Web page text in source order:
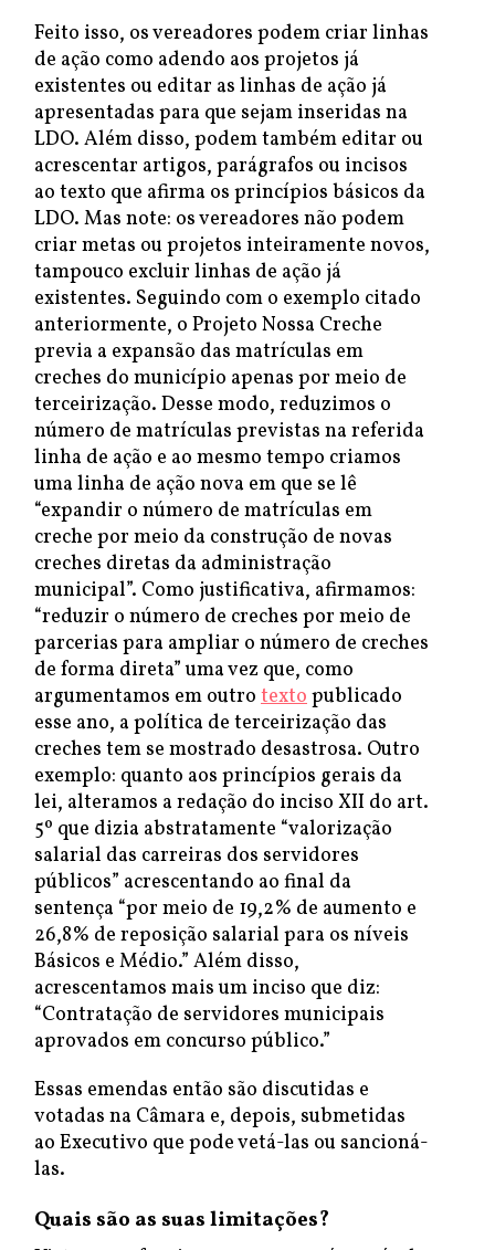
Feito isso, os vereadores podem criar linhas
de ação como adendo aos projetos já
existentes ou editar as linhas de ação já
apresentadas para que sejam inseridas na
LDO. Além disso, podem também editar ou
acrescentar artigos, parágrafos ou incisos
ao texto que afirma os princípios básicos da
LDO. Mas note: os vereadores não podem
criar metas ou projetos inteiramente novos,
tampouco excluir linhas de ação já
existentes. Seguindo com o exemplo citado
anteriormente, o Projeto Nossa Creche
previa a expansão das matrículas em
creches do município apenas por meio de
terceirização. Desse modo, reduzimos o
número de matrículas previstas na referida
linha de ação e ao mesmo tempo criamos
uma linha de ação nova em que se lê
“expandir o número de matrículas em
creche por meio da construção de novas
creches diretas da administração
municipal”. Como justificativa, afirmamos:
“reduzir o número de creches por meio de
parcerias para ampliar o número de creches
de forma direta” uma vez que, como
argumentamos em outro textopublicado
esse ano, a política de terceirização das
creches tem se mostrado desastrosa. Outro
exemplo: quanto aos princípios gerais da
lei, alteramos a redação do inciso XII do art.
5º que dizia abstratamente “valorização
salarial das carreiras dos servidores
públicos” acrescentando ao final da
sentença “por meio de 19,2% de aumento e
26,8% de reposição salarial para os níveis
Básicos e Médio.” Além disso,
acrescentamos mais um inciso que diz:
“Contratação de servidores municipais
aprovados em concurso público.”
Essas emendas então são discutidas e
votadas na Câmara e, depois, submetidas
ao Executivo que pode vetá-las ou sancioná-
las.
Quais são as suas limitações?